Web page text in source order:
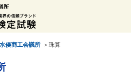
水俣商工会議所 ＞珠算